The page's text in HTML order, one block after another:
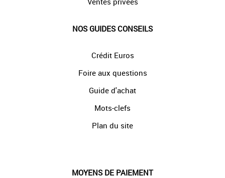
NOS GUIDES CONSEILS
Crédit Euros
Foire aux questions
Guide d'achat
Mots-clefs
Plan du site
MOYENS DE PAIEMENT